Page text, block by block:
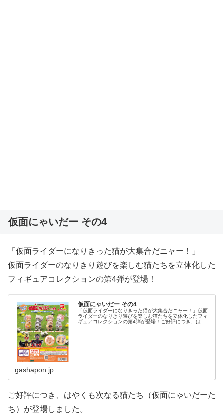
仮面にゃいだー その4
「仮面ライダーになりきった猫が大集合だニャー！」
仮面ライダーのなりきり遊びを楽しむ猫たちを立体化した
フィギュアコレクションの第4弾が登場！
仮面にゃいだー その4
「仮面ライダーになりきった猫が大集合だニャー！」仮面
ライダーのなりきり遊びを楽しむ猫たちを立体化したフィ
ギュアコレクションの第4弾が登場！ご好評につき、はや
gashapon.jp
ご好評につき、はやくも次なる猫たち（仮面にゃいだーた
ち）が登場しました。